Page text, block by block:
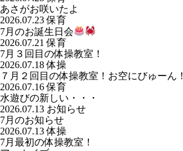
あさがお咲いたよ
2026.07.23保育
7月のお誕生日会
2026.07.21保育
7月３回目の体操教室！
2026.07.18体操
７月２回目の体操教室！お空にびゅーん！
2026.07.16保育
水遊びの新しい・・・
2026.07.13 お知らせ
7月のお知らせ
2026.07.13体操
7月最初の体操教室！